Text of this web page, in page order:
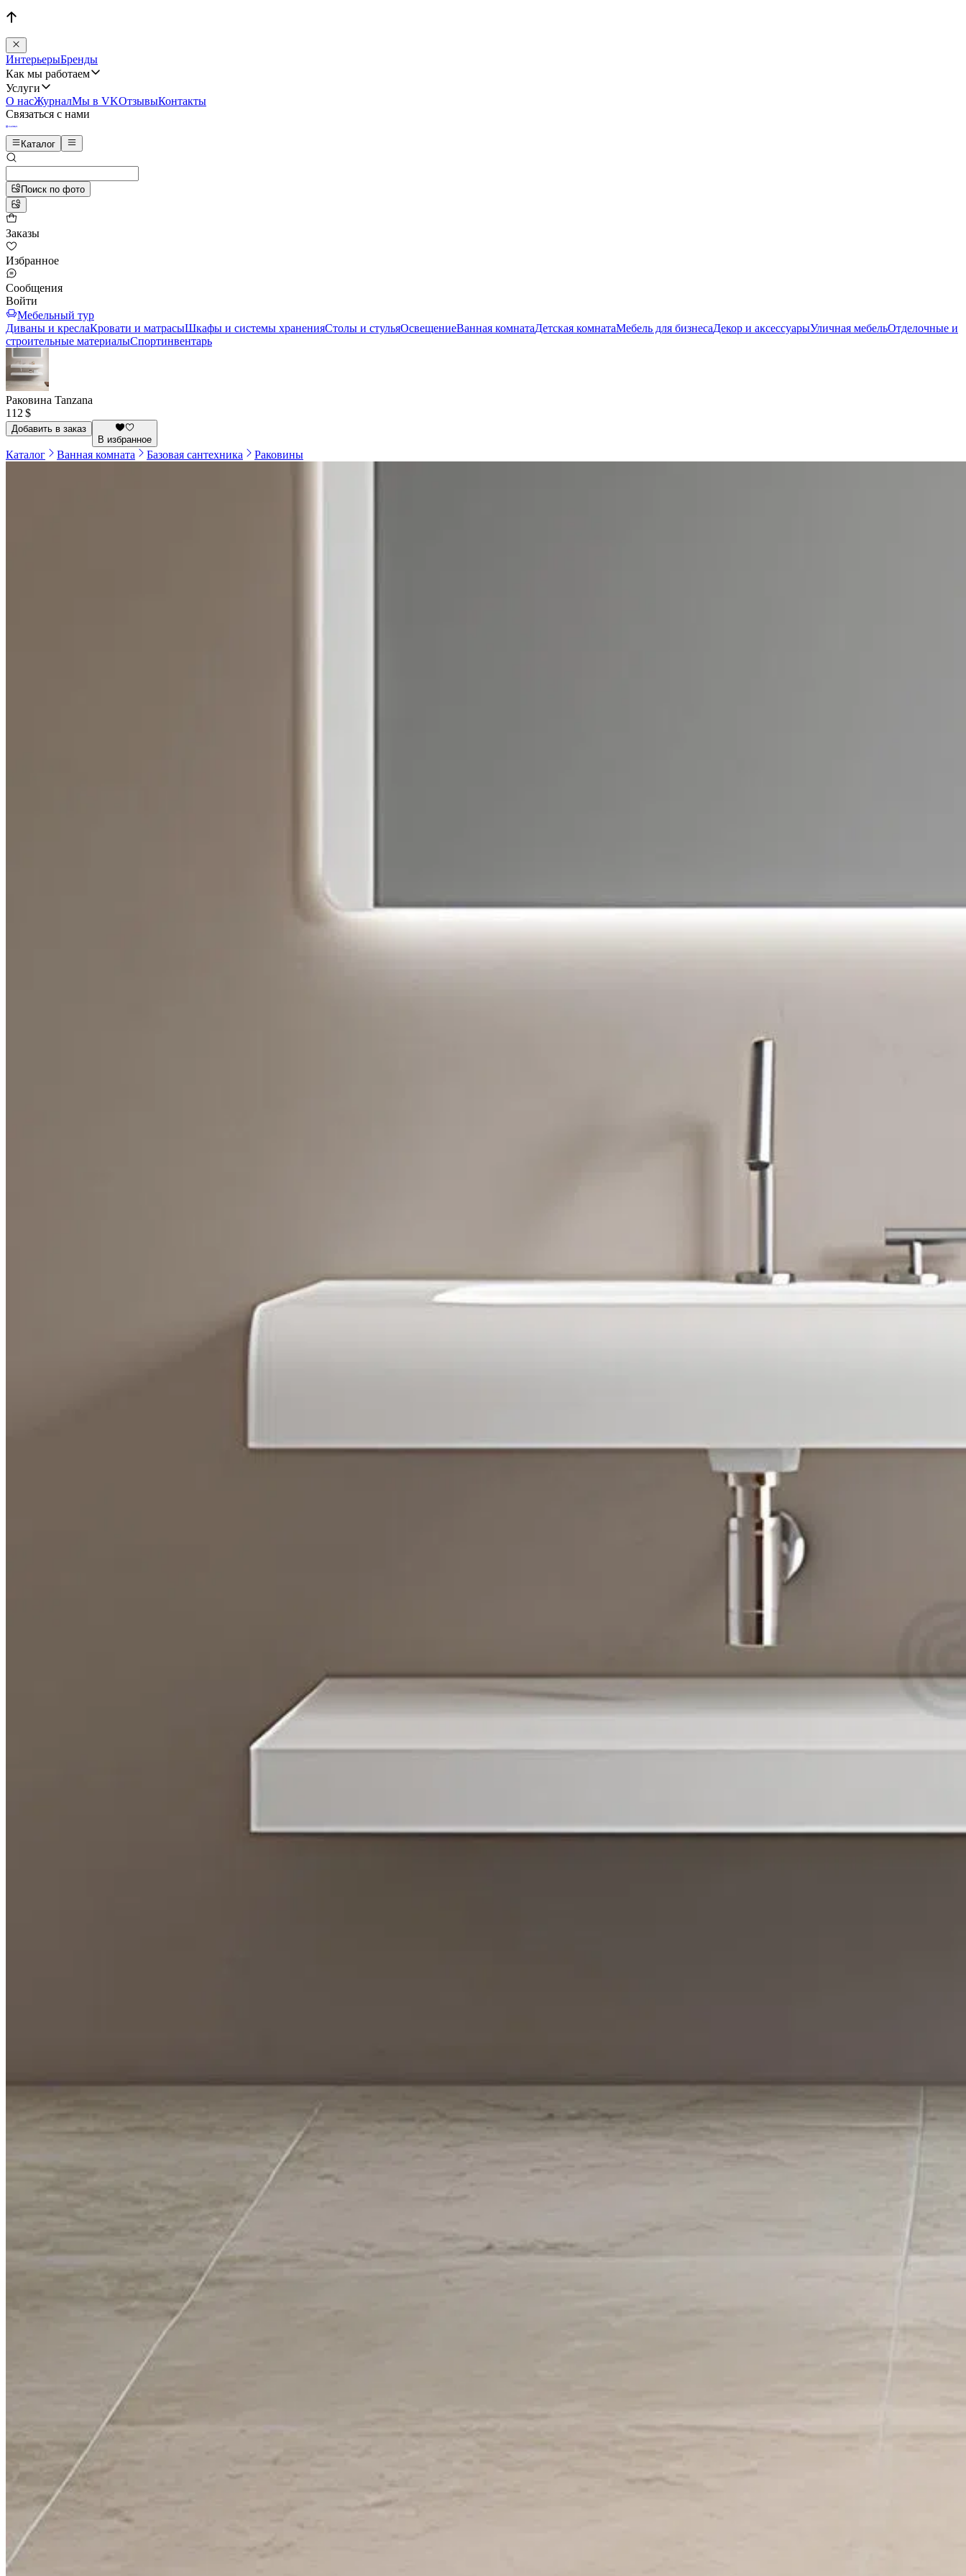
ИнтерьерыБренды
Как мы работаем
Услуги
О насЖурналМы в VKОтзывыКонтакты
Связаться с нами
Каталог
Поиск по фото
Заказы
Избранное
Сообщения
Войти
Мебельный тур
Диваны и креслаКровати и матрасыШкафы и системы храненияСтолы и стульяОсвещениеВанная комнатаДетская комнатаМебель для бизнесаДекор и аксессуарыУличная мебельОтделочные и
строительные материалыСпортинвентарь
Раковина Tanzana
112 $
Добавить в заказ
В избранное
Каталог Ванная комната Базовая сантехника Раковины